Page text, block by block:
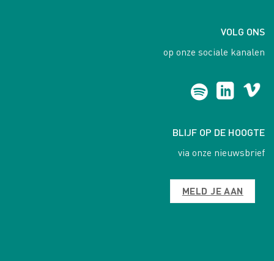
VOLG ONS
op onze sociale kanalen
BLIJF OP DE HOOGTE
via onze nieuwsbrief
MELD JE AAN